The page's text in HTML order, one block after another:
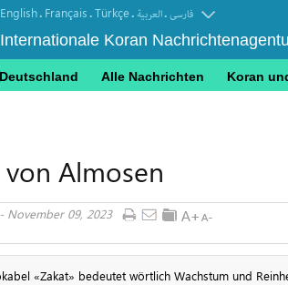
English. Français.Türkçe. العربیة.فارسی
Internationale Koran
Deutschland Alle Nachrichten Koran
Almosen
November 09, 2023
«Zakat» bedeutet wörtlich Wachstum und